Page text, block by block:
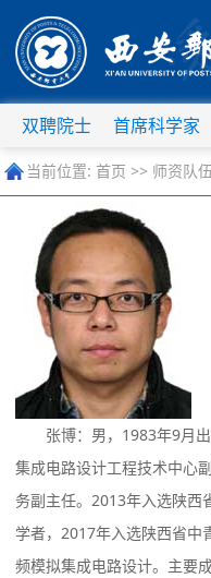
双聘院士 首席科学家
当前位置: 首页 >> 师资队伍
张博：男，1983年9月
集成电路设计工程技术中心
务副主任。2013年入选陕西
学者，2017年入选陕西省中
频模拟集成电路设计。主要